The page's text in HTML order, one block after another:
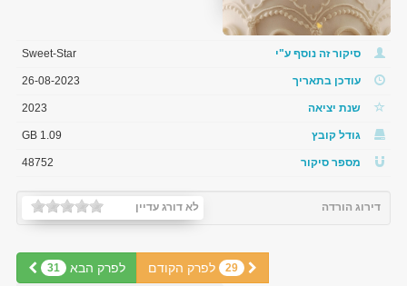
סיקור זה נוסף ע"י Sweet-Star
עודכן בתאריך 26-08-2023
שנת יציאה 2023
גודל קובץ 1.09 GB
מספר סיקור 48752
לא דורג עדיין דירוג הורדה
לפרק הבא 31 29 לפרק הקודם